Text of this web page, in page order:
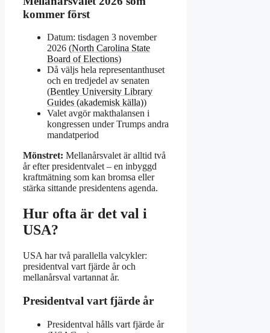
kommer först
Datum: tisdagen 3 november
2026 (North Carolina State
Board of Elections)
Då väljs hela representanthuset
och en tredjedel av senaten
(Bentley University Library
Guides (akademisk källa))
Valet avgör makthalansen i
kongressen under Trumps andra
mandatperiod
Mönstret: Mellanårsvalet är alltid två
år efter presidentvalet – en inbyggd
kraftmätning som kan bromsa eller
stärka sittande presidentens agenda.
Hur ofta är det val i
USA?
USA har två parallella valcykler:
presidentval vart fjärde år och
mellanårsval vartannat år.
Presidentval vart fjärde år
Presidentval hålls vart fjärde år